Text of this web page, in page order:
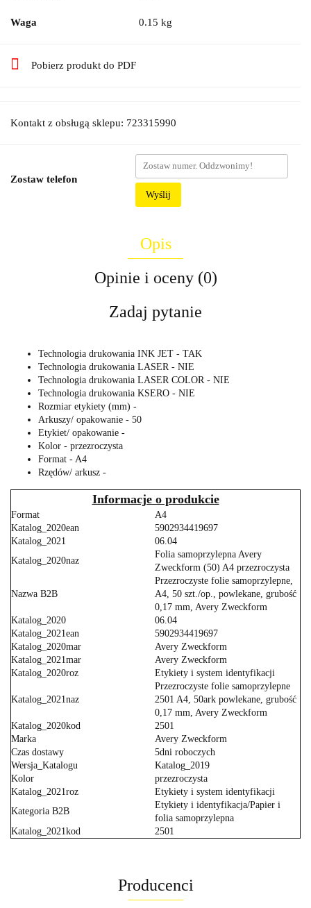
Waga 0.15 kg
Pobierz produkt do PDF
Kontakt z obsługą sklepu: 723315990
Zostaw telefon
Wyślij
Opis
Opinie i oceny (0)
Zadaj pytanie
Technologia drukowania INK JET - TAK
Technologia drukowania LASER - NIE
Technologia drukowania LASER COLOR - NIE
Technologia drukowania KSERO - NIE
Rozmiar etykiety (mm) -
Arkuszy/ opakowanie - 50
Etykiet/ opakowanie -
Kolor - przezroczysta
Format - A4
Rzędów/ arkusz -
Informacje o produkcie
Format
A4
Katalog_2020ean
5902934419697
Katalog_2021
06.04
Katalog_2020naz
Folia samoprzylepna Avery
Zweckform (50) A4 przezroczysta
Nazwa B2B
Przezroczyste folie samoprzylepne,
A4, 50 szt./op., powlekane, grubość
0,17 mm, Avery Zweckform
Katalog_2020
06.04
Katalog_2021ean
5902934419697
Katalog_2020mar
Avery Zweckform
Katalog_2021mar
Avery Zweckform
Katalog_2020roz
Etykiety i system identyfikacji
Katalog_2021naz
Przezroczyste folie samoprzylepne
2501 A4, 50ark powlekane, grubość
0,17 mm, Avery Zweckform
Katalog_2020kod
2501
Marka
Avery Zweckform
Czas dostawy
5dni roboczych
Wersja_Katalogu
Katalog_2019
Kolor
przezroczysta
Katalog_2021roz
Etykiety i system identyfikacji
Kategoria B2B
Etykiety i identyfikacja/Papier i
folia samoprzylepna
Katalog_2021kod
2501
Producenci